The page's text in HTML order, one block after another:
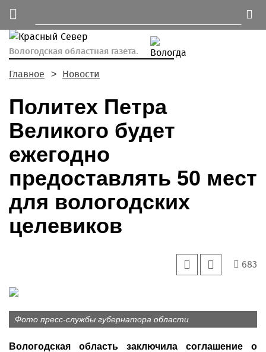
Вологодская областная газета.
Главное Новости
Политех Петра
Великого будет
ежегодно
предоставлять 50 мест
для вологодских
целевиков
683
Фото пресс-службы губернатора области
Вологодская область заключила соглашение о